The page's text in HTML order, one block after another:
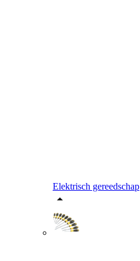
Elektrisch gereedschap